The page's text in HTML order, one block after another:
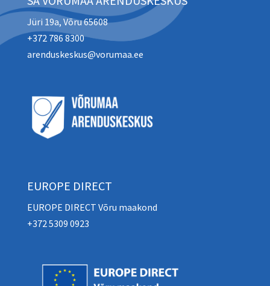
Jüri 19a, Võru 65608
+372 786 8300
arenduskeskus@vorumaa.ee
EUROPE DIRECT
EUROPE DIRECT Võru maakond
+372 5309 0923